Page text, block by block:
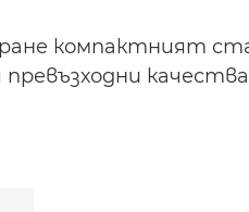
компактният
качества